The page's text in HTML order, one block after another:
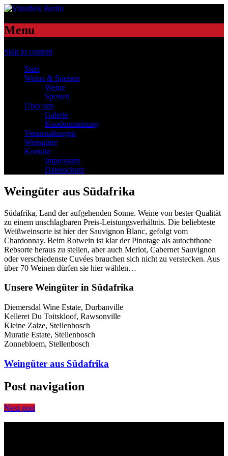
Menu
Skip to content
Start
Weine & Speisen
Weine
Speisen
Über uns
Galerie
Kundenmeinung
Veranstaltungen
Weingüter
Kontakt
Impressum
Datenschutz
Weingüter aus Südafrika
Südafrika, Land der aufgehenden Sonne. Weine von bester Qualität
zu einem unschlagbaren Preis-Leistungsverhältnis. Die beliebteste
Weißweinsorte ist hier der Sauvignon Blanc, gefolgt vom
Chardonnay. Beim Rotwein ist klar der Pinotage als autochthone
Rebsorte heraus zu stellen, aber auch Merlot, Cabernet Sauvignon
oder verschiedenste Cuvées brauchen sich nicht zu verstecken. Aus
über 70 Weinen dürfen sie hier wählen…
Unsere Weingüter in Südafrika
Diemersdal Wine Estate, Durbanville
Kellerei Du Toitskloof, Rawsonville
Kleine Zalze, Stellenbosch
Muratie Estate, Stellenbosch
Zonnebloem, Stellenbosch
Weingüter aus Südafrika
Post navigation
Next post